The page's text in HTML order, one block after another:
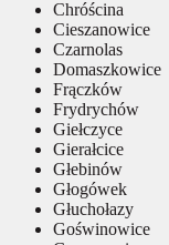
Chróścina
Cieszanowice
Czarnolas
Domaszkowice
Frączków
Frydrychów
Giełczyce
Gierałcice
Głebinów
Głogówek
Głuchołazy
Goświnowice